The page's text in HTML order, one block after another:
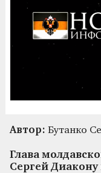
Автор: Бутанко
Глава
Сергей Диакону